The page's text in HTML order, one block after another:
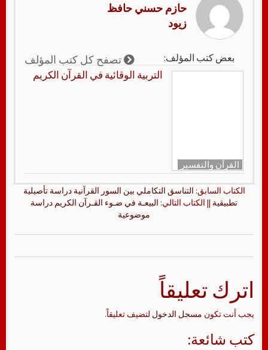
حازم حسني حافظ
زيود
بعض كتب المؤلف: تصفح كل كتب المؤلف
القرآن والتفسير
التربية الوقائية في القرآن الكريم
الكتاب السابق: التناسق التكاملي بين السور القرآنية دراسة تأصيلية
تطبيقية || الكتاب التالي: البيعـة في ضـوء القـرآن الكريم دراسة
موضوعية
اترك تعليقاً
يجب أنت تكون مسجل الدخول لتضيف تعليقاً.
كتب شائعة: